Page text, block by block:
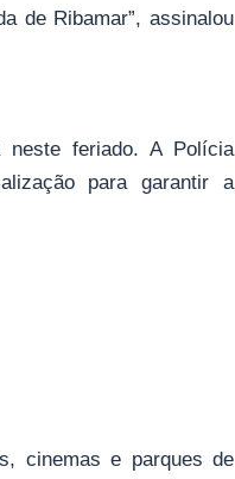
de Ribamar”, assinalou
feriado. A Polícia
para garantir a
cinemas e parques de